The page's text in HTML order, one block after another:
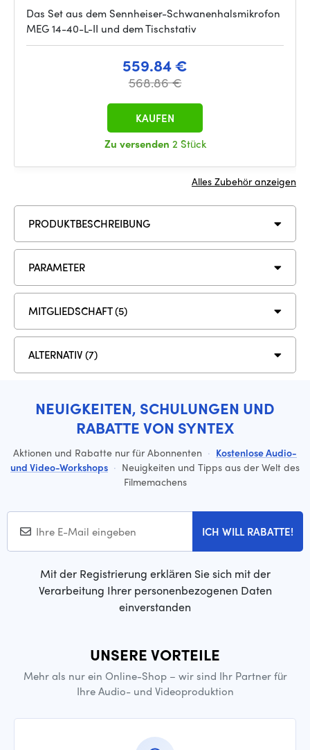
Das Set aus dem Sennheiser-Schwanenhalsmikrofon
MEG 14-40-L-II und dem Tischstativ
559.84 €
568.86 €
Zu versenden 2 Stück
KAUFEN
Alles Zubehör anzeigen
PRODUKTBESCHREIBUNG
PARAMETER
MITGLIEDSCHAFT (5)
ALTERNATIV (7)
NEUIGKEITEN, SCHULUNGEN UND
RABATTE VON SYNTEX
Aktionen und Rabatte nur für Abonnenten · Kostenlose Audio-
und Video-Workshops · Neuigkeiten und Tipps aus der Welt des
Filmemachens
ICH WILL RABATTE!
Mit der Registrierung erklären Sie sich mit der
Verarbeitung Ihrer personenbezogenen Daten
einverstanden
UNSERE VORTEILE
Mehr als nur ein Online-Shop – wir sind Ihr Partner für
Ihre Audio- und Videoproduktion